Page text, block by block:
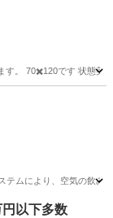
。 70✖️120です 状態美
テムにより、空気の飲
瓶
円以下多数